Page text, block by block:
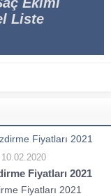
Liste
10.02.2020
Fiyatları 2021
Fiyatları 2021